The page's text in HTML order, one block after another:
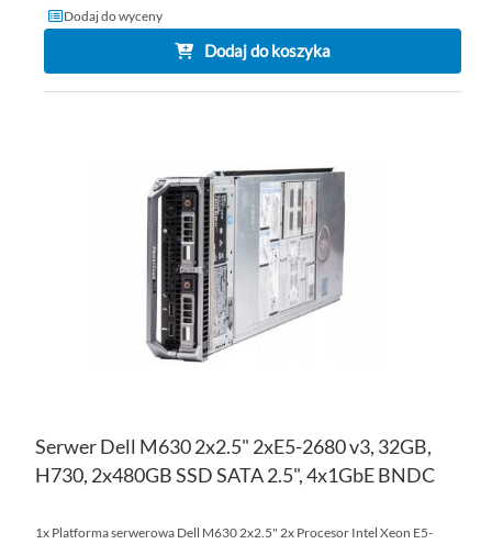
Dodaj do wyceny
Dodaj do koszyka
Serwer Dell M630 2x2.5" 2xE5-2680 v3, 32GB,
H730, 2x480GB SSD SATA 2.5", 4x1GbE BNDC
1x Platforma serwerowa Dell M630 2x2.5" 2x Procesor Intel Xeon E5-